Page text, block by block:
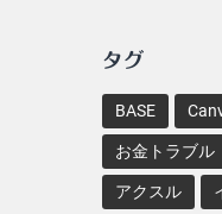
タグ
BASE
お金トラブル
アクスル